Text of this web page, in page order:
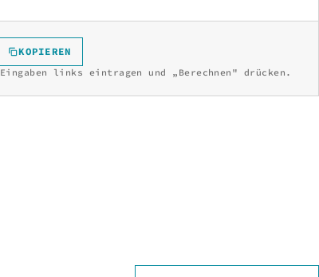
KOPIEREN
Eingaben links eintragen und „Berechnen" drücken.